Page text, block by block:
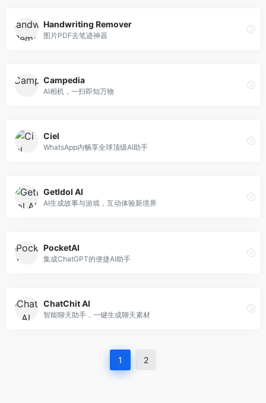
Handwriting Remover
图片PDF去笔迹神器
Campedia
AI相机，一扫即知万物
Ciel
WhatsApp内畅享全球顶级AI助手
GetIdol AI
AI生成故事与游戏，互动体验新境界
PocketAI
集成ChatGPT的便捷AI助手
ChatChit AI
智能聊天助手，一键生成聊天素材
1 2